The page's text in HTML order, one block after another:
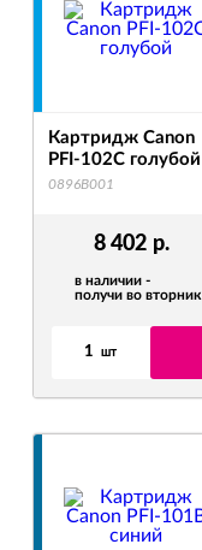
8 402 р.
в наличии -
получи во вторник
1 шт
Картридж Canon
PFI-102C голубой
0896B001